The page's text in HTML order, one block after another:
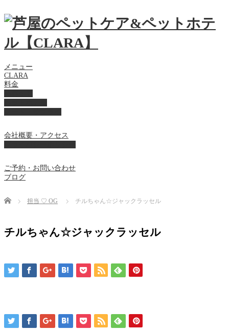
メニュー
CLARA
料金
会社概要・アクセス
ご予約・お問い合わせ
ブログ
Home 担当 ♡ OG チルちゃん☆ジャックラッセル
チルちゃん☆ジャックラッセル